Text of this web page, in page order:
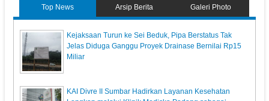
Top News Arsip Berita Galeri Photo
Kejaksaan Turun ke Sei Beduk, Pipa Berstatus Tak
Jelas Diduga Ganggu Proyek Drainase Bernilai Rp15
Miliar
KAI Divre II Sumbar Hadirkan Layanan Kesehatan